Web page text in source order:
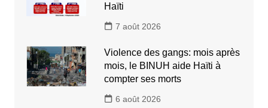
Haïti
7 août 2026
Violence des gangs: mois après
mois, le BINUH aide Haïti à
compter ses morts
6 août 2026